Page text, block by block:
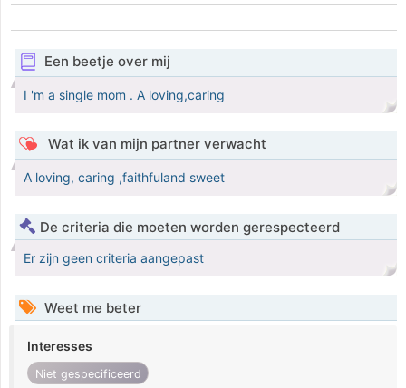
Een beetje over mij
I 'm a single mom . A loving,caring
Wat ik van mijn partner verwacht
A loving, caring ,faithfuland sweet
De criteria die moeten worden gerespecteerd
Er zijn geen criteria aangepast
Weet me beter
Interesses
Niet gespecificeerd